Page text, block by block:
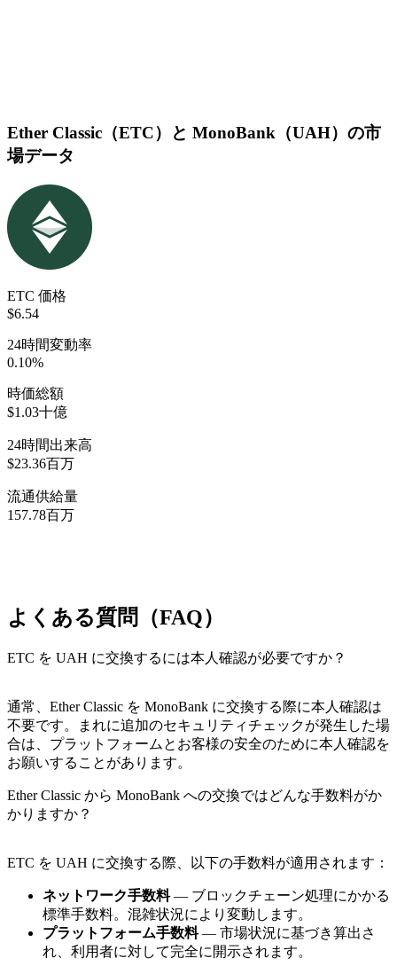
Ether Classic（ETC）と MonoBank（UAH）の市
場データ
ETC 価格
$6.54
24時間変動率
0.10%
時価総額
$1.03十億
24時間出来高
$23.36百万
流通供給量
157.78百万
よくある質問（FAQ）
ETC を UAH に交換するには本人確認が必要ですか？
通常、Ether Classic を MonoBank に交換する際に本人確認は
不要です。まれに追加のセキュリティチェックが発生した場
合は、プラットフォームとお客様の安全のために本人確認を
お願いすることがあります。
Ether Classic から MonoBank への交換ではどんな手数料がか
かりますか？
ETC を UAH に交換する際、以下の手数料が適用されます：
ネットワーク手数料— ブロックチェーン処理にかかる
標準手数料。混雑状況により変動します。
プラットフォーム手数料— 市場状況に基づき算出さ
れ、利用者に対して完全に開示されます。